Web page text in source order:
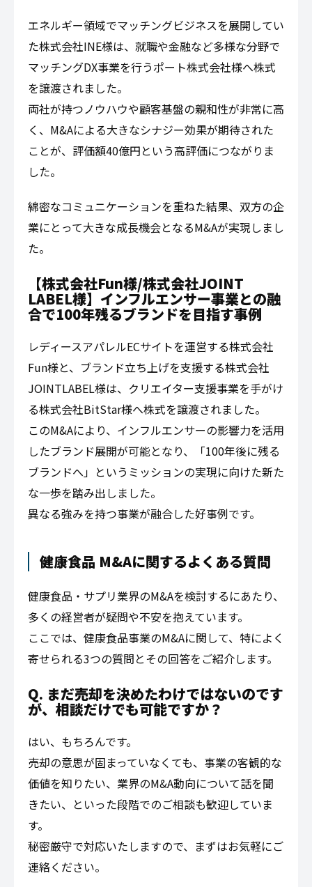
エネルギー領域でマッチングビジネスを展開してい
た株式会社INE様は、就職や金融など多様な分野で
マッチングDX事業を行うポート株式会社様へ株式
を譲渡されました。
両社が持つノウハウや顧客基盤の親和性が非常に高
く、M&Aによる大きなシナジー効果が期待された
ことが、評価額40億円という高評価につながりま
した。
綿密なコミュニケーションを重ねた結果、双方の企
業にとって大きな成長機会となるM&Aが実現しまし
た。
【株式会社Fun様/株式会社JOINT
LABEL様】インフルエンサー事業との融
合で100年残るブランドを目指す事例
レディースアパレルECサイトを運営する株式会社
Fun様と、ブランド立ち上げを支援する株式会社
JOINTLABEL様は、クリエイター支援事業を手がけ
る株式会社BitStar様へ株式を譲渡されました。
このM&Aにより、インフルエンサーの影響力を活用
したブランド展開が可能となり、「100年後に残る
ブランドへ」というミッションの実現に向けた新た
な一歩を踏み出しました。
異なる強みを持つ事業が融合した好事例です。
健康食品 M&Aに関するよくある質問
健康食品・サプリ業界のM&Aを検討するにあたり、
多くの経営者が疑問や不安を抱えています。
ここでは、健康食品事業のM&Aに関して、特によく
寄せられる3つの質問とその回答をご紹介します。
Q. まだ売却を決めたわけではないのです
が、相談だけでも可能ですか？
はい、もちろんです。
売却の意思が固まっていなくても、事業の客観的な
価値を知りたい、業界のM&A動向について話を聞
きたい、といった段階でのご相談も歓迎していま
す。
秘密厳守で対応いたしますので、まずはお気軽にご
連絡ください。